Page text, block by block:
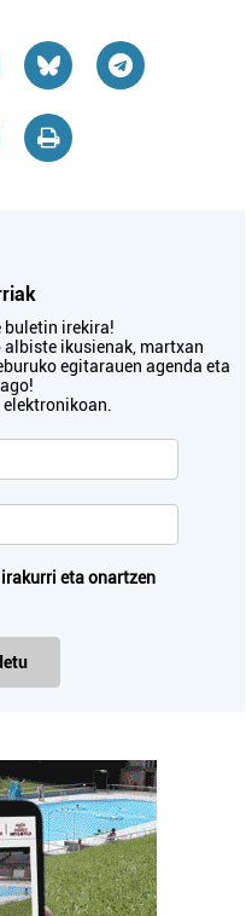
buletin irekira!
ikusienak, martxan
egitarauen agenda eta
irakurri eta onartzen